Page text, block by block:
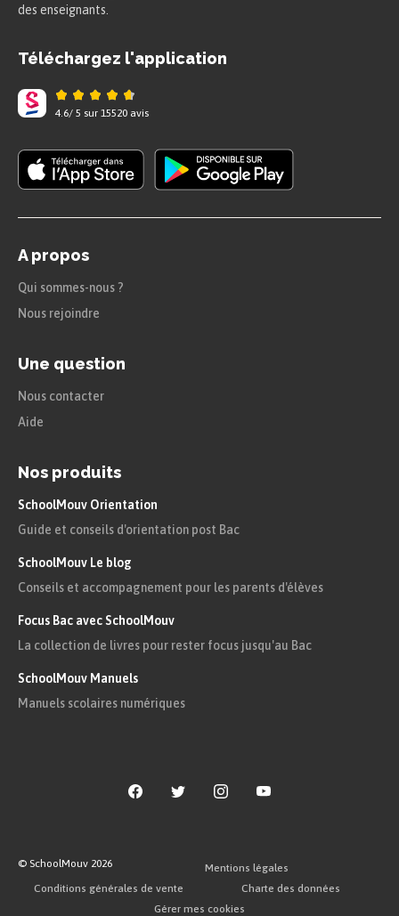
des enseignants.
Téléchargez l'application
4.6/ 5 sur 15520 avis
A propos
Qui sommes-nous ?
Nous rejoindre
Une question
Nous contacter
Aide
Nos produits
SchoolMouv Orientation
Guide et conseils d'orientation post Bac
SchoolMouv Le blog
Conseils et accompagnement pour les parents d'élèves
Focus Bac avec SchoolMouv
La collection de livres pour rester focus jusqu'au Bac
SchoolMouv Manuels
Manuels scolaires numériques
© SchoolMouv 2026
Mentions légales
Conditions générales de vente
Charte des données
Gérer mes cookies